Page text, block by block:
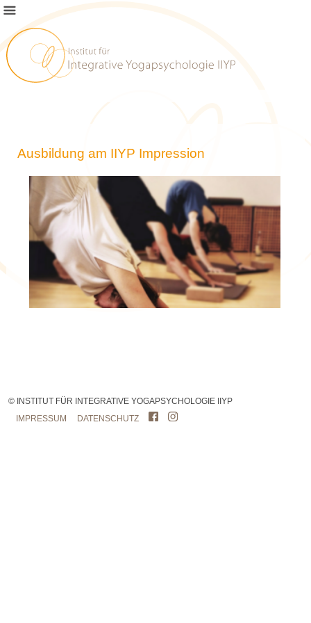
Ausbildung am IIYP Impression
© INSTITUT FÜR INTEGRATIVE YOGAPSYCHOLOGIE IIYP
IMPRESSUM DATENSCHUTZ